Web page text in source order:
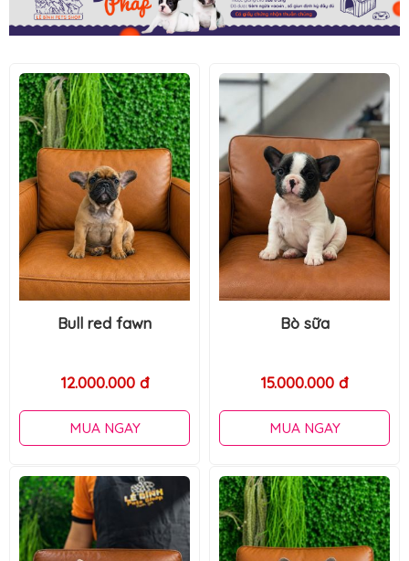
Bò sữa
15.000.000 đ
MUA NGAY
Bò sữa
15.000.000 đ
MUA NGAY